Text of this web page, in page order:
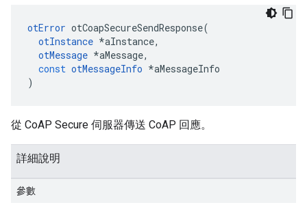
otError otCoapSecureSendResponse(
otInstance *aInstance,
otMessage *aMessage,
const otMessageInfo *aMessageInfo
)
從 CoAP Secure 伺服器傳送 CoAP 回應。
詳細說明
參數